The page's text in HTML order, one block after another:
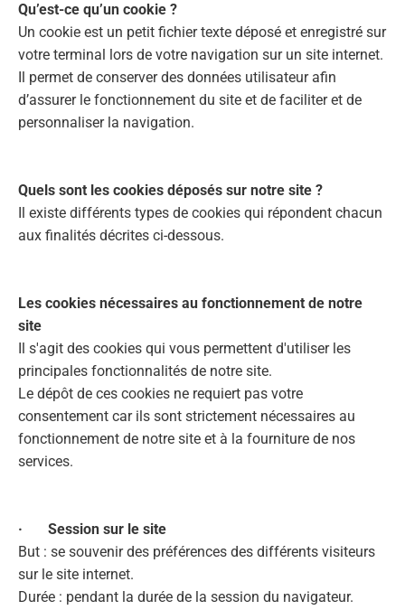
Qu’est-ce qu’un cookie ?
Un cookie est un petit fichier texte déposé et enregistré sur
votre terminal lors de votre navigation sur un site internet.
Il permet de conserver des données utilisateur afin
d’assurer le fonctionnement du site et de faciliter et de
personnaliser la navigation.
Quels sont les cookies déposés sur notre site ?
Il existe différents types de cookies qui répondent chacun
aux finalités décrites ci-dessous.
Les cookies nécessaires au fonctionnement de notre
site
Il s'agit des cookies qui vous permettent d'utiliser les
principales fonctionnalités de notre site.
Le dépôt de ces cookies ne requiert pas votre
consentement car ils sont strictement nécessaires au
fonctionnement de notre site et à la fourniture de nos
services.
· Session sur le site
But : se souvenir des préférences des différents visiteurs
sur le site internet.
Durée : pendant la durée de la session du navigateur.